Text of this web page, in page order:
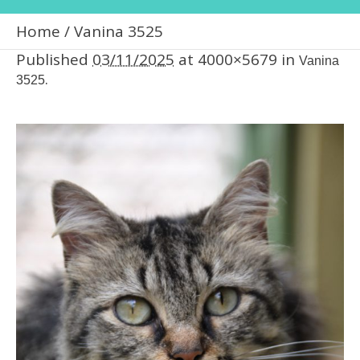
Home /Vanina 3525
Published 03/11/2025 at 4000×5679 in Vanina
3525.